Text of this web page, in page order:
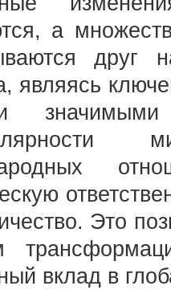
а
друг
являясь
Это
вклад в